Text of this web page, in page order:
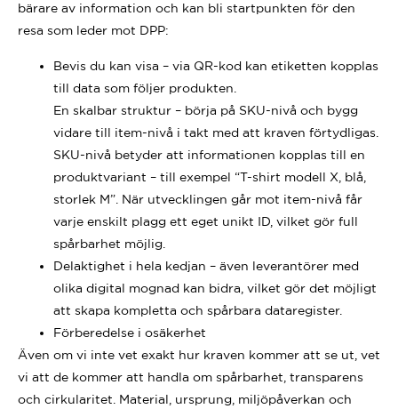
bärare av information och kan bli startpunkten för den
resa som leder mot DPP:
Bevis du kan visa – via QR-kod kan etiketten kopplas
till data som följer produkten.
En skalbar struktur – börja på SKU-nivå och bygg
vidare till item-nivå i takt med att kraven förtydligas.
SKU-nivå betyder att informationen kopplas till en
produktvariant – till exempel “T-shirt modell X, blå,
storlek M”. När utvecklingen går mot item-nivå får
varje enskilt plagg ett eget unikt ID, vilket gör full
spårbarhet möjlig.
Delaktighet i hela kedjan – även leverantörer med
olika digital mognad kan bidra, vilket gör det möjligt
att skapa kompletta och spårbara dataregister.
Förberedelse i osäkerhet
Även om vi inte vet exakt hur kraven kommer att se ut, vet
vi att de kommer att handla om spårbarhet, transparens
och cirkularitet. Material, ursprung, miljöpåverkan och